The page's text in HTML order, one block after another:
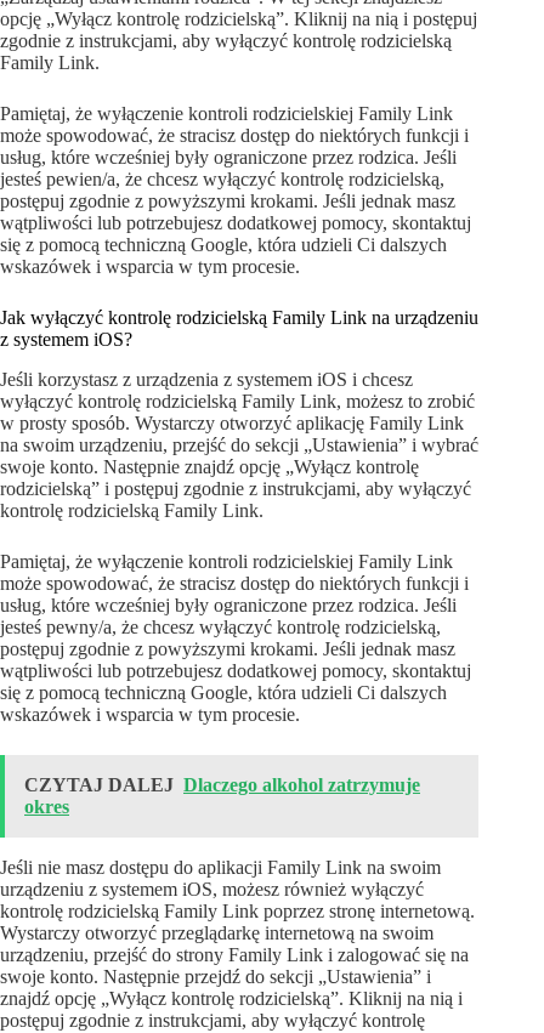
opcję „Wyłącz kontrolę rodzicielską”. Kliknij na nią i postępuj
zgodnie z instrukcjami, aby wyłączyć kontrolę rodzicielską
Family Link.
Pamiętaj, że wyłączenie kontroli rodzicielskiej Family Link
może spowodować, że stracisz dostęp do niektórych funkcji i
usług, które wcześniej były ograniczone przez rodzica. Jeśli
jesteś pewien/a, że chcesz wyłączyć kontrolę rodzicielską,
postępuj zgodnie z powyższymi krokami. Jeśli jednak masz
wątpliwości lub potrzebujesz dodatkowej pomocy, skontaktuj
się z pomocą techniczną Google, która udzieli Ci dalszych
wskazówek i wsparcia w tym procesie.
Jak wyłączyć kontrolę rodzicielską Family Link na urządzeniu
z systemem iOS?
Jeśli korzystasz z urządzenia z systemem iOS i chcesz
wyłączyć kontrolę rodzicielską Family Link, możesz to zrobić
w prosty sposób. Wystarczy otworzyć aplikację Family Link
na swoim urządzeniu, przejść do sekcji „Ustawienia” i wybrać
swoje konto. Następnie znajdź opcję „Wyłącz kontrolę
rodzicielską” i postępuj zgodnie z instrukcjami, aby wyłączyć
kontrolę rodzicielską Family Link.
Pamiętaj, że wyłączenie kontroli rodzicielskiej Family Link
może spowodować, że stracisz dostęp do niektórych funkcji i
usług, które wcześniej były ograniczone przez rodzica. Jeśli
jesteś pewny/a, że chcesz wyłączyć kontrolę rodzicielską,
postępuj zgodnie z powyższymi krokami. Jeśli jednak masz
wątpliwości lub potrzebujesz dodatkowej pomocy, skontaktuj
się z pomocą techniczną Google, która udzieli Ci dalszych
wskazówek i wsparcia w tym procesie.
CZYTAJ DALEJ Dlaczego alkohol zatrzymuje
okres
Jeśli nie masz dostępu do aplikacji Family Link na swoim
urządzeniu z systemem iOS, możesz również wyłączyć
kontrolę rodzicielską Family Link poprzez stronę internetową.
Wystarczy otworzyć przeglądarkę internetową na swoim
urządzeniu, przejść do strony Family Link i zalogować się na
swoje konto. Następnie przejdź do sekcji „Ustawienia” i
znajdź opcję „Wyłącz kontrolę rodzicielską”. Kliknij na nią i
postępuj zgodnie z instrukcjami, aby wyłączyć kontrolę